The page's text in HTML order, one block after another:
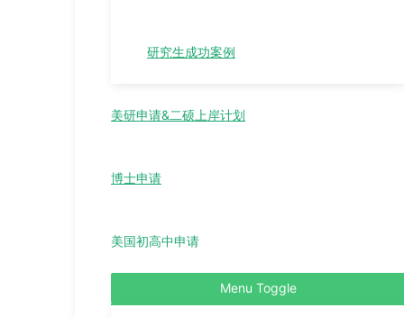
研究生成功案例
美研申请&二硕上岸计划
博士申请
美国初高中申请
Menu Toggle